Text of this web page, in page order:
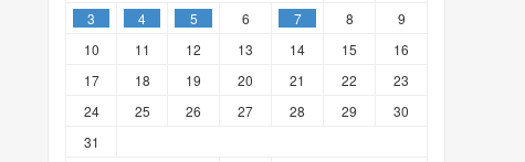
3
4 5 6 7 8
9
10
11 12 13 14 15
16
17
18 19 20 21 22
23
24
25 26 27 28 29
30
31